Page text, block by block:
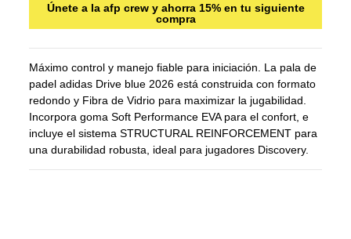
Únete a la afp crew y ahorra 15% en tu siguiente
compra
Máximo control y manejo fiable para iniciación. La pala de
padel adidas Drive blue 2026 está construida con formato
redondo y Fibra de Vidrio para maximizar la jugabilidad.
Incorpora goma Soft Performance EVA para el confort, e
incluye el sistema STRUCTURAL REINFORCEMENT para
una durabilidad robusta, ideal para jugadores Discovery.